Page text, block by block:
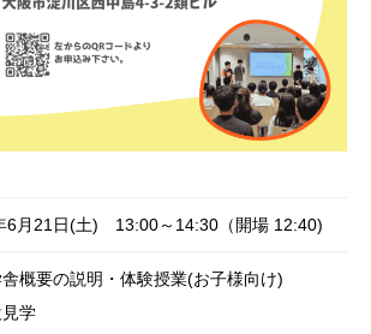
6月21日(土) 13:00～14:30（開場 12:40)
概要の説明・体験授業(お子様向け)
学